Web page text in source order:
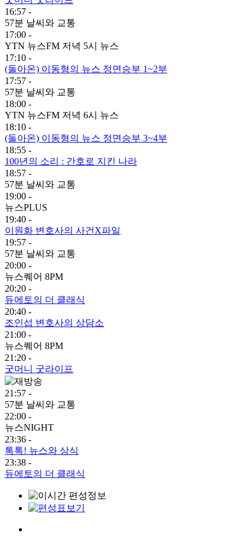
16:57 -
57분 날씨와 교통
17:00 -
YTN 뉴스FM 저녁 5시 뉴스
17:10 -
(돌아온) 이동형의 뉴스 정면승부 1~2부
17:57 -
57분 날씨와 교통
18:00 -
YTN 뉴스FM 저녁 6시 뉴스
18:10 -
(돌아온) 이동형의 뉴스 정면승부 3~4부
18:55 -
100년의 소리 : 간호로 지킨 나라
18:57 -
57분 날씨와 교통
19:00 -
뉴스PLUS
19:40 -
이원화 변호사의 사건X파일
19:57 -
57분 날씨와 교통
20:00 -
뉴스퀘어 8PM
20:20 -
듀에토의 더 클래식
20:40 -
조인섭 변호사의 상담소
21:00 -
뉴스퀘어 8PM
21:20 -
굿머니 굿라이프
21:57 -
57분 날씨와 교통
22:00 -
뉴스NIGHT
23:36 -
톡톡! 뉴스와 상식
23:38 -
듀에토의 더 클래식